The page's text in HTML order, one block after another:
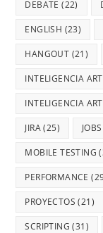
DEBATE (22)
ENGLISH (23)
HANGOUT (21)
INTELIGENCIA
INTELIGENCIA
JIRA(25) JOBS
MOBILE TESTING
PERFORMANCE
PROYECTOS (21)
SCRIPTING (31)